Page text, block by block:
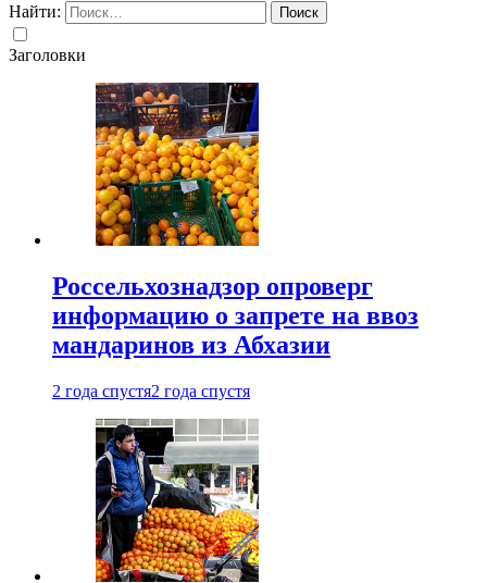
Найти:
Заголовки
Россельхознадзор опроверг
информацию о запрете на ввоз
мандаринов из Абхазии
2 года спустя2 года спустя